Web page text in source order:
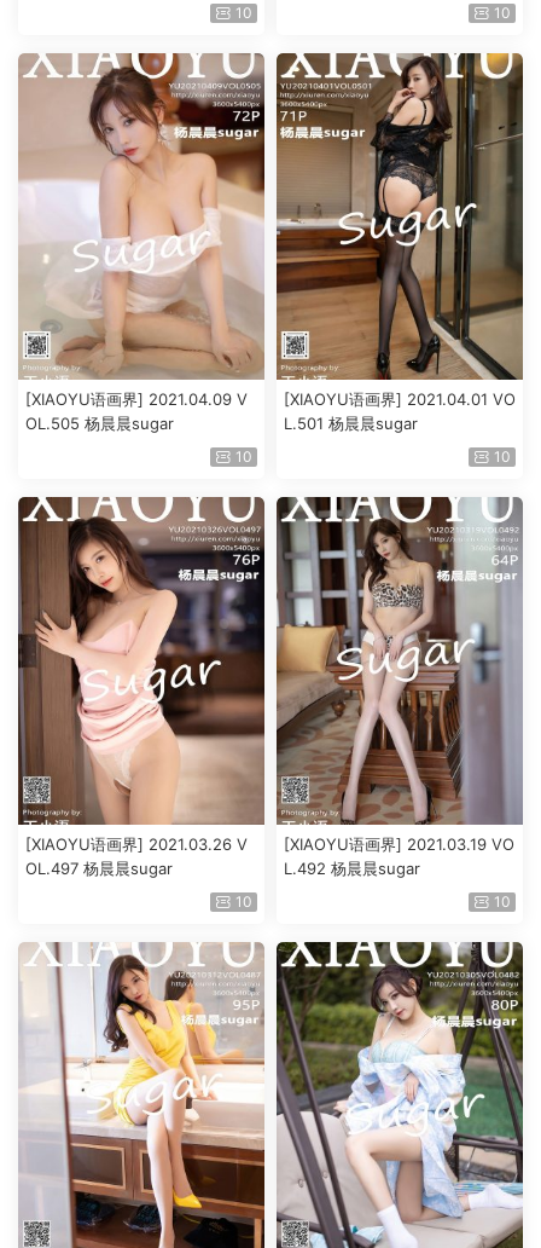
10 10
[XIAOYU语画界] 2021.04.09 V
OL.505 杨晨晨sugar
10
[XIAOYU语画界] 2021.04.01 VO
L.501 杨晨晨sugar
10
[XIAOYU语画界] 2021.03.26 V
OL.497 杨晨晨sugar
10
[XIAOYU语画界] 2021.03.19 VO
L.492 杨晨晨sugar
10